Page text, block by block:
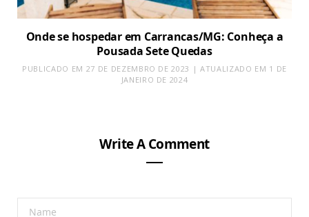
Onde se hospedar em Carrancas/MG: Conheça a
Pousada Sete Quedas
PUBLICADO EM 27 DE DEZEMBRO DE 2023 | ATUALIZADO EM 1 DE
JANEIRO DE 2024
Write A Comment